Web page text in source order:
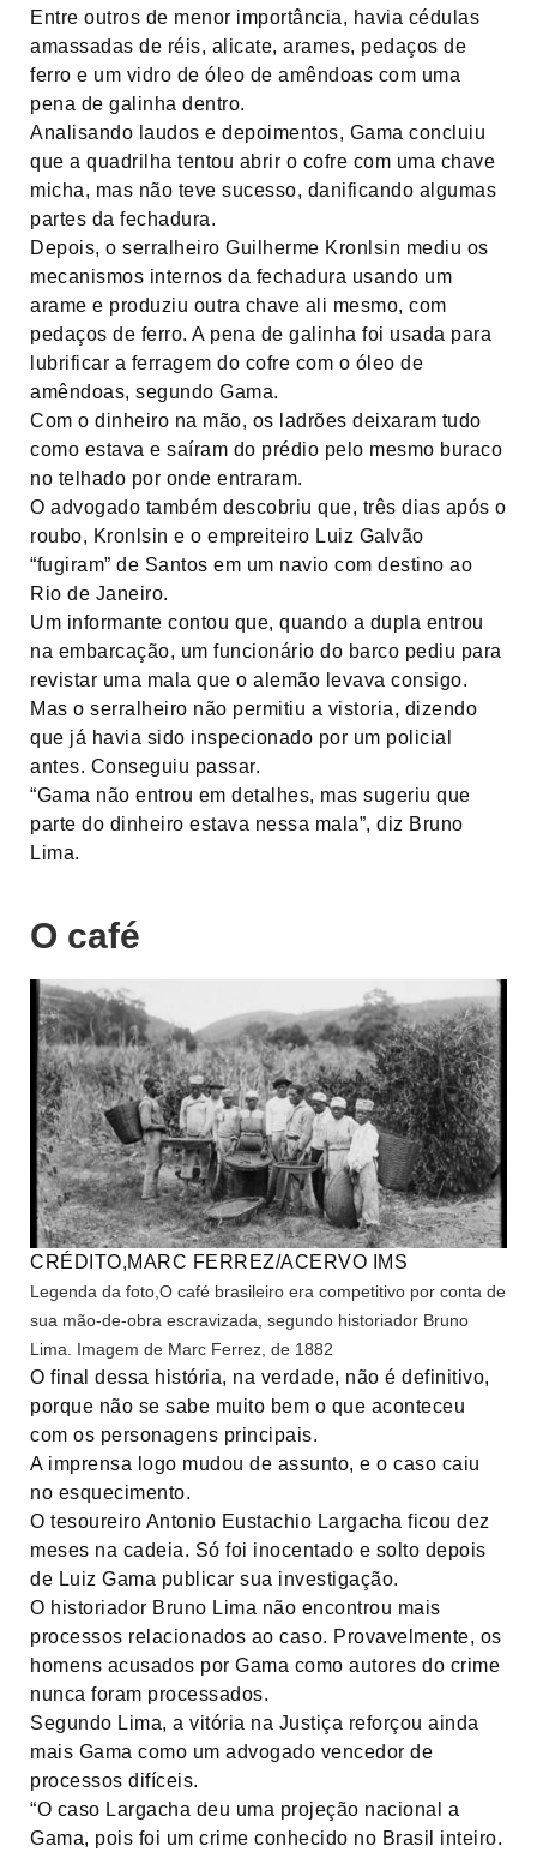
Entre outros de menor importância, havia cédulas
amassadas de réis, alicate, arames, pedaços de
ferro e um vidro de óleo de amêndoas com uma
pena de galinha dentro.
Analisando laudos e depoimentos, Gama concluiu
que a quadrilha tentou abrir o cofre com uma chave
micha, mas não teve sucesso, danificando algumas
partes da fechadura.
Depois, o serralheiro Guilherme Kronlsin mediu os
mecanismos internos da fechadura usando um
arame e produziu outra chave ali mesmo, com
pedaços de ferro. A pena de galinha foi usada para
lubrificar a ferragem do cofre com o óleo de
amêndoas, segundo Gama.
Com o dinheiro na mão, os ladrões deixaram tudo
como estava e saíram do prédio pelo mesmo buraco
no telhado por onde entraram.
O advogado também descobriu que, três dias após o
roubo, Kronlsin e o empreiteiro Luiz Galvão
“fugiram” de Santos em um navio com destino ao
Rio de Janeiro.
Um informante contou que, quando a dupla entrou
na embarcação, um funcionário do barco pediu para
revistar uma mala que o alemão levava consigo.
Mas o serralheiro não permitiu a vistoria, dizendo
que já havia sido inspecionado por um policial
antes. Conseguiu passar.
“Gama não entrou em detalhes, mas sugeriu que
parte do dinheiro estava nessa mala”, diz Bruno
Lima.
O café
CRÉDITO,MARC FERREZ/ACERVO IMS
Legenda da foto, O café brasileiro era competitivo por conta de
sua mão-de-obra escravizada, segundo historiador Bruno
Lima. Imagem de Marc Ferrez, de 1882
O final dessa história, na verdade, não é definitivo,
porque não se sabe muito bem o que aconteceu
com os personagens principais.
A imprensa logo mudou de assunto, e o caso caiu
no esquecimento.
O tesoureiro Antonio Eustachio Largacha ficou dez
meses na cadeia. Só foi inocentado e solto depois
de Luiz Gama publicar sua investigação.
O historiador Bruno Lima não encontrou mais
processos relacionados ao caso. Provavelmente, os
homens acusados por Gama como autores do crime
nunca foram processados.
Segundo Lima, a vitória na Justiça reforçou ainda
mais Gama como um advogado vencedor de
processos difíceis.
“O caso Largacha deu uma projeção nacional a
Gama, pois foi um crime conhecido no Brasil inteiro.